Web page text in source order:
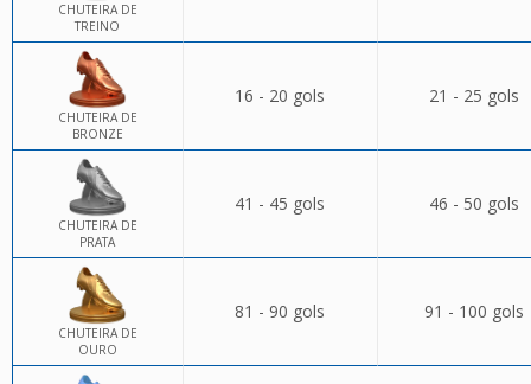
CHUTEIRA DE
TREINO
CHUTEIRA DE
BRONZE
16 - 20 gols 21 - 25 gols
CHUTEIRA DE
PRATA
41 - 45 gols 46 - 50 gols
CHUTEIRA DE
OURO
81 - 90 gols 91 - 100 gols